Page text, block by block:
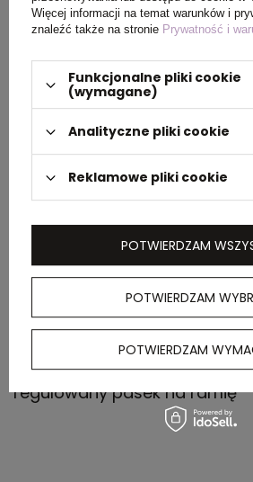
PAKOWANIE
Wymiary
kartonu
zewnętrznego
44 x 32 x
Waga
kartonu
10,4
OPIS
Torba na laptopa 15",
zapinana na zamek,
przednia kieszeń zamykana
regulowany pasek na ramię
Więcej informacji na temat warunków i
znaleźć także na stronie Prywatność i
Funkcjonalne pliki cookie
(wymagane)
Analityczne pliki cookie
Reklamowe pliki cookie
POTWIERDZAM
POTWIERDZAM
POTWIERDZAM